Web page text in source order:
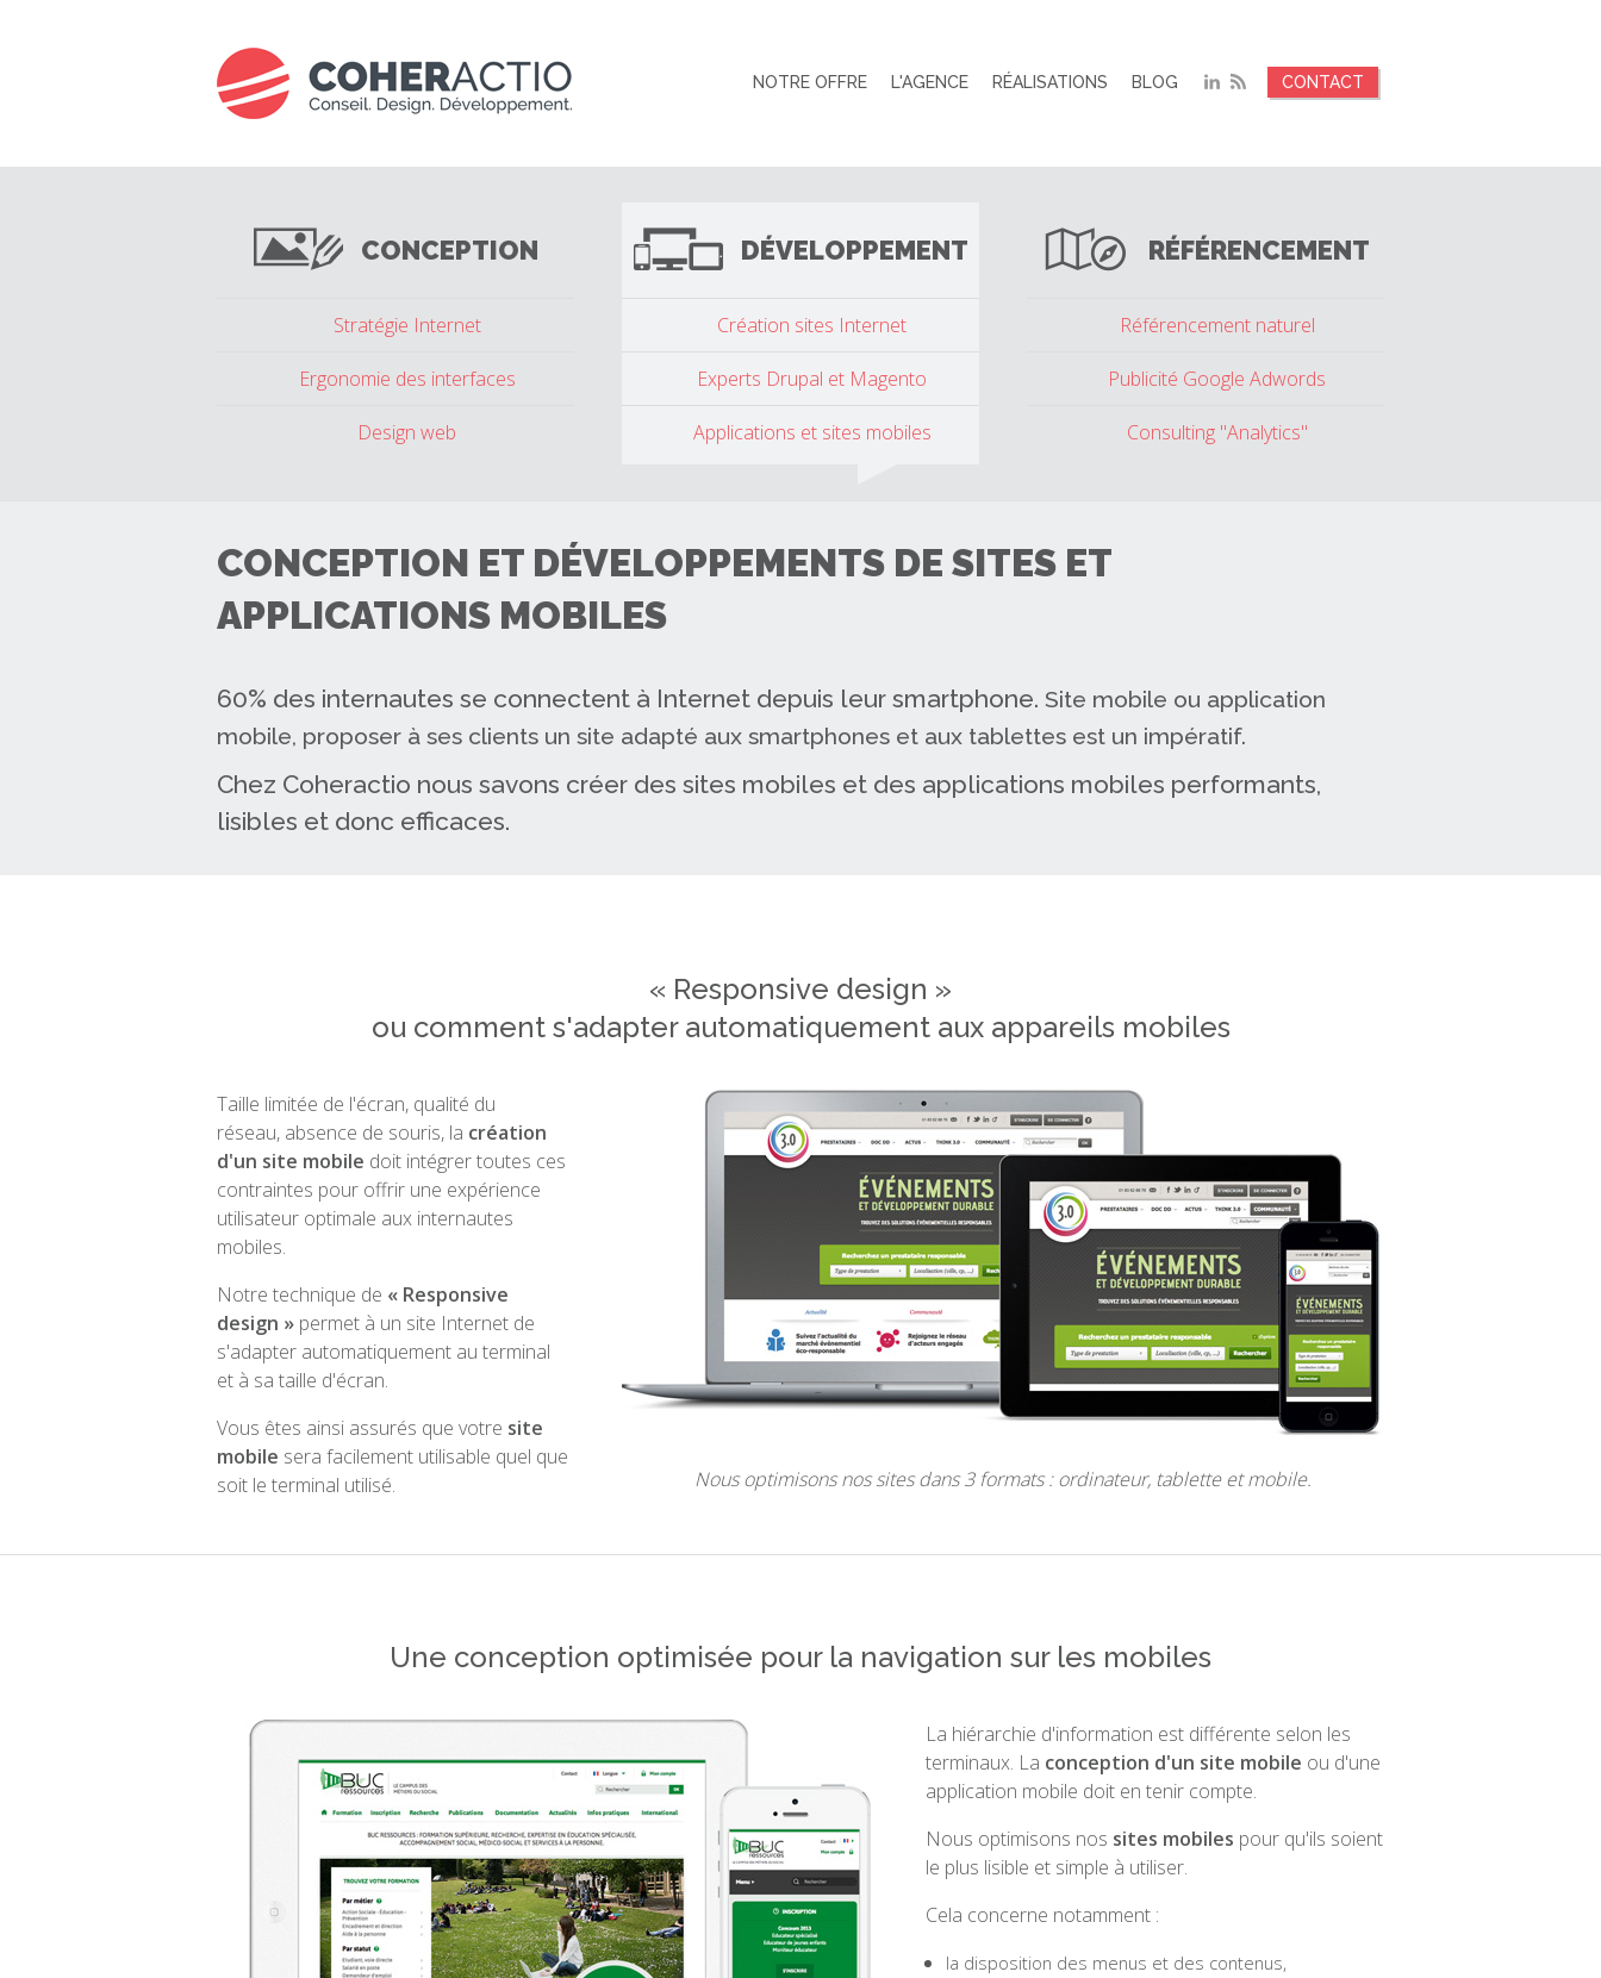
NOTRE OFFRE L'AGENCE RÉALISATIONS BLOG CONTACT
CONCEPTION
Stratégie Internet
Ergonomie des interfaces
Design web
DÉVELOPPEMENT
Création sites Internet
Experts Drupal et Magento
Applications et sites mobiles
RÉFÉRENCEMENT
Référencement naturel
Publicité Google Adwords
Consulting "Analytics"
CONCEPTION ET DÉVELOPPEMENTS DE SITES ET
APPLICATIONS MOBILES
60% des internautes se connectent à Internet depuis leur smartphone. Site mobile ou application
mobile, proposer à ses clients un site adapté aux smartphones et aux tablettes est un impératif.
Chez Coheractio nous savons créer des sites mobiles et des applications mobiles performants,
lisibles et donc efficaces.
« Responsive design »
ou comment s'adapter automatiquement aux appareils mobiles
Taille limitée de l'écran, qualité du
réseau, absence de souris, la création
d'un site mobile doit intégrer toutes ces
contraintes pour offrir une expérience
utilisateur optimale aux internautes
mobiles.
Notre technique de « Responsive
design » permet à un site Internet de
s'adapter automatiquement au terminal
et à sa taille d'écran.
Vous êtes ainsi assurés que votre site
mobile sera facilement utilisable quel que
soit le terminal utilisé.
Nous optimisons nos sites dans 3 formats : ordinateur, tablette et mobile.
Une conception optimisée pour la navigation sur les mobiles
La hiérarchie d'information est différente selon les
terminaux. La conception d'un site mobile ou d'une
application mobile doit en tenir compte.
Nous optimisons nos sites mobiles pour qu'ils soient
le plus lisible et simple à utiliser.
Cela concerne notamment :
la disposition des menus et des contenus,